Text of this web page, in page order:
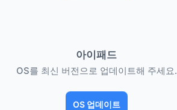
아이패드
OS를 최신 버전으로 업데이트해 주세요.
OS 업데이트